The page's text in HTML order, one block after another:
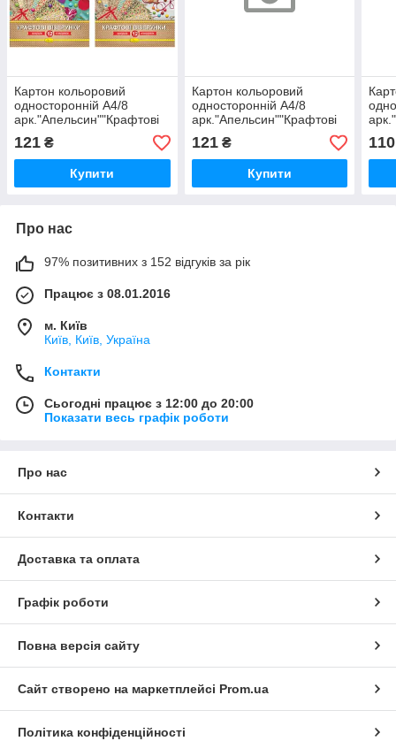
Картон кольоровий
односторонній А4/8
арк."Апельсин""Крафтові
візерунки" Premium в
папці, КККВ-А4-8, шт
121 ₴
Купити
Картон кольоровий
односторонній А4/8
арк."Апельсин""Крафтові
візерунки" Premium в
папці, АП-1109, шт
121₴
Купити
110
Про нас
97% позитивних з 152 відгуків за рік
Працює з 08.01.2016
м. Київ
Київ, Київ, Україна
Контакти
Сьогодні працює з 12:00 до 20:00
Показати весь графік роботи
Про нас
Контакти
Доставка та оплата
Графік роботи
Повна версія сайту
Сайт створено на маркетплейсі Prom.ua
Політика конфіденційності